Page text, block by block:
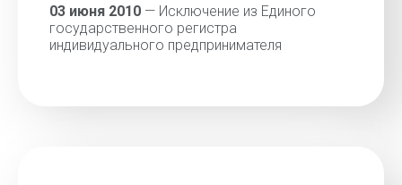
03 июня 2010 — Исключение из Единого
государственного регистра
индивидуального предпринимателя